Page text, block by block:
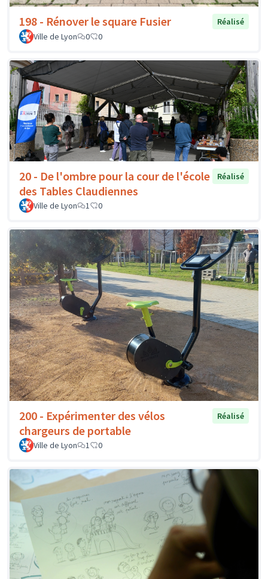
198 - Rénover le square Fusier
Réalisé
Ville de Lyon
0 0
20 - De l'ombre pour la cour de l'école
des Tables Claudiennes
Réalisé
Ville de Lyon 1 0
200 - Expérimenter des vélos
chargeurs de portable
Réalisé
Ville de Lyon 1 0